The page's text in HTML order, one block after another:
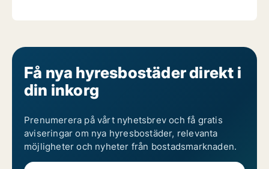
Få nya hyresbostäder direkt i
din inkorg
Prenumerera på vårt nyhetsbrev och få gratis
aviseringar om nya hyresbostäder, relevanta
möjligheter och nyheter från bostadsmarknaden.